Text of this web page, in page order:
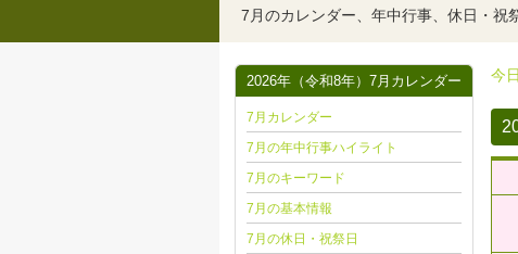
7月のカレンダー、年中行事、休日・祝
今
2026年（令和8年）7月カレンダー
7月カレンダー
7月の年中行事ハイライト
7月のキーワード
7月の基本情報
7月の休日・祝祭日